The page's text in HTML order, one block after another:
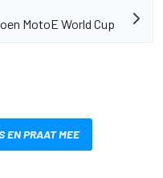
MotoE World Cup
EN PRAAT MEE